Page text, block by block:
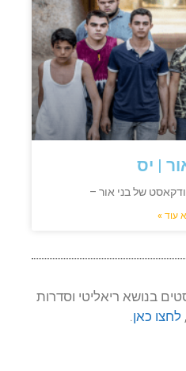
| יס
של בני אור –
עוד »
בנושא ריאליטי וסדרות
לחצו כאן.